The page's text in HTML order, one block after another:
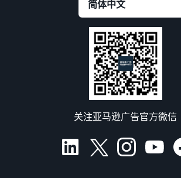
关注亚马逊广告官方微信